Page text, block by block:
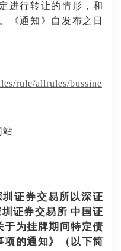
进行转让的情形，和
《通知》自发布之日
rule/allrules/bussine
站
证券交易所以深证
证券交易所 中国证
于为挂牌期间特定债
项的通知》（以下简